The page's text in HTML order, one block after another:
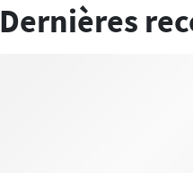
Dernières